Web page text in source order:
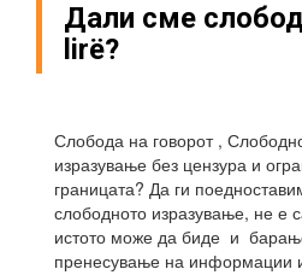
Дали сме
lirë?
Слобода на говорот ,
изразување без цензура и
границата? Да ги
слободното изразување, не е
истото може да биде и
пренесување на информации